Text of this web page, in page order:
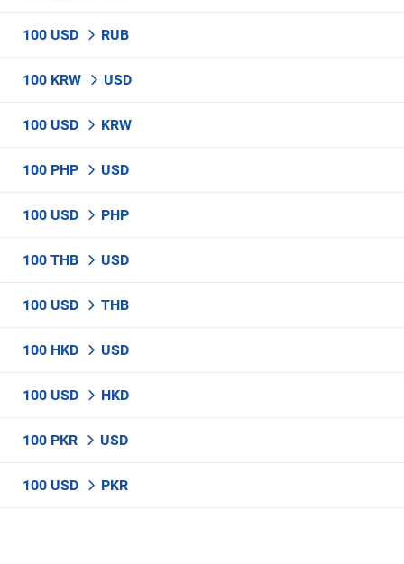
100 USD RUB
100 KRW USD
100 USD KRW
100 PHP USD
100 USD PHP
100 THB USD
100 USD THB
100 HKD USD
100 USD HKD
100 PKR USD
100 USD PKR